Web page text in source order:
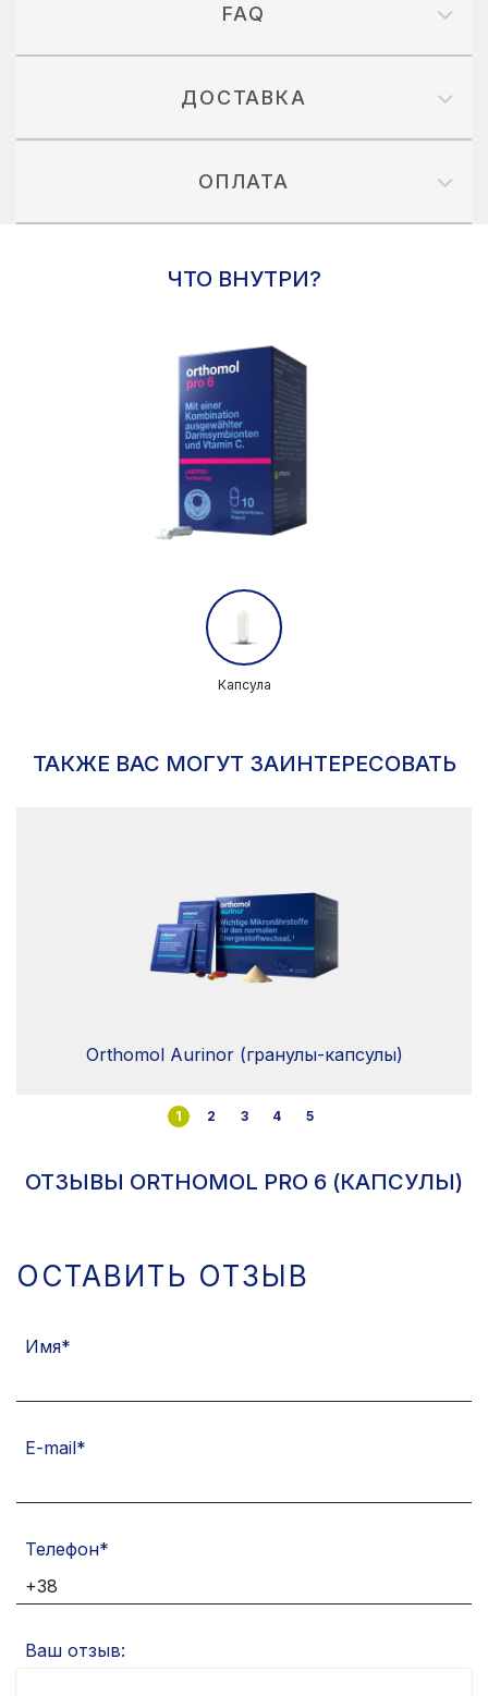
FAQ
ДОСТАВКА
ОПЛАТА
ЧТО ВНУТРИ?
Капсула
ТАКЖЕ ВАС МОГУТ ЗАИНТЕРЕСОВАТЬ
Orthomol Aurinor (гранулы-капсулы)
1 2 3 4 5
ОТЗЫВЫ ORTHOMOL PRO 6 (КАПСУЛЫ)
ОСТАВИТЬ ОТЗЫВ
Имя
E-mail
Телефон
Ваш отзыв: